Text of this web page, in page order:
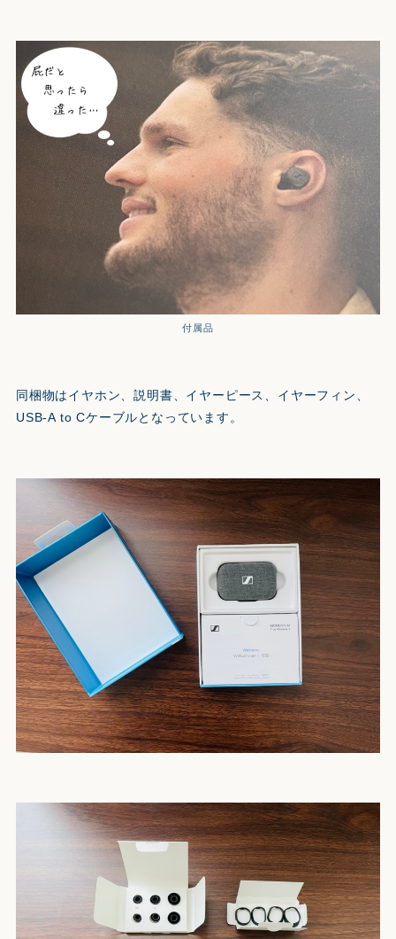
付属品
同梱物はイヤホン、説明書、イヤーピース、イヤーフィン、
USB-A to Cケーブルとなっています。